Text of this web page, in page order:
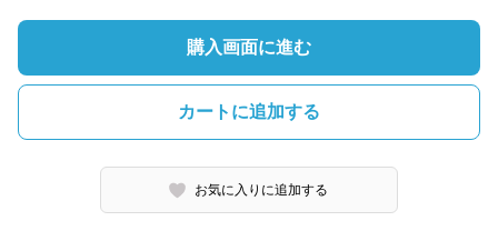
購入画面に進む
カートに追加する
お気に入りに追加する